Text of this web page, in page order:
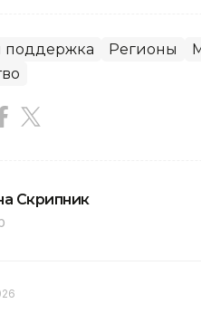
поддержка Регионы
Скрипник